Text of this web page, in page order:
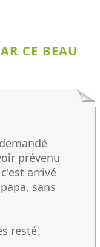
CE BEAU
prévenu
arrivé
sans
resté